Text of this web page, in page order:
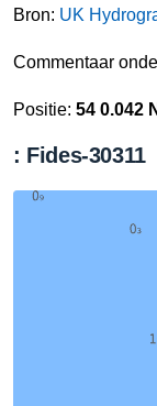
Bron: UK
Commentaar
Positie: 54 0.042
: Fides-30311